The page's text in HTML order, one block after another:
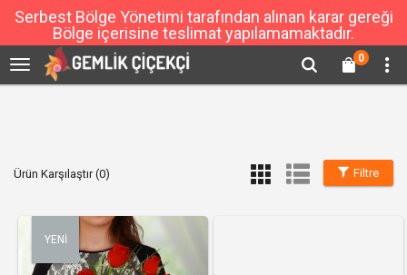
Serbest Bölge Yönetimi tarafından alınan karar gereği
Bölge içerisine teslimat yapılamamaktadır.
0
Filtre
Ürün Karşılaştır (0)
YENİ